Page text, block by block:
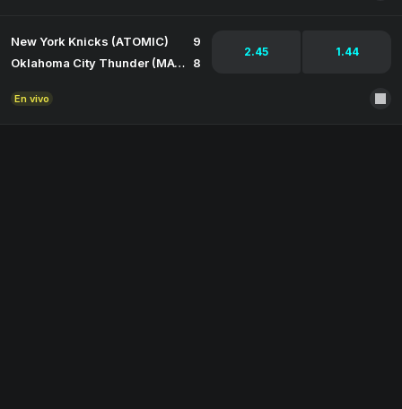
New York Knicks (ATOMIC)
9
Oklahoma City Thunder (MACHINE)
8
2.45 1.44
En vivo